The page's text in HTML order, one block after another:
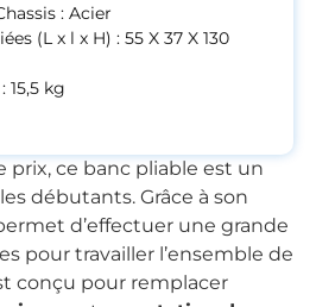
: Acier
(L x l x H) : 55 X 37 X 130
15,5 kg
prix, ce banc pliable est un
débutants. Grâce à son
d’effectuer une grande
pour travailler l’ensemble de
conçu pour remplacer